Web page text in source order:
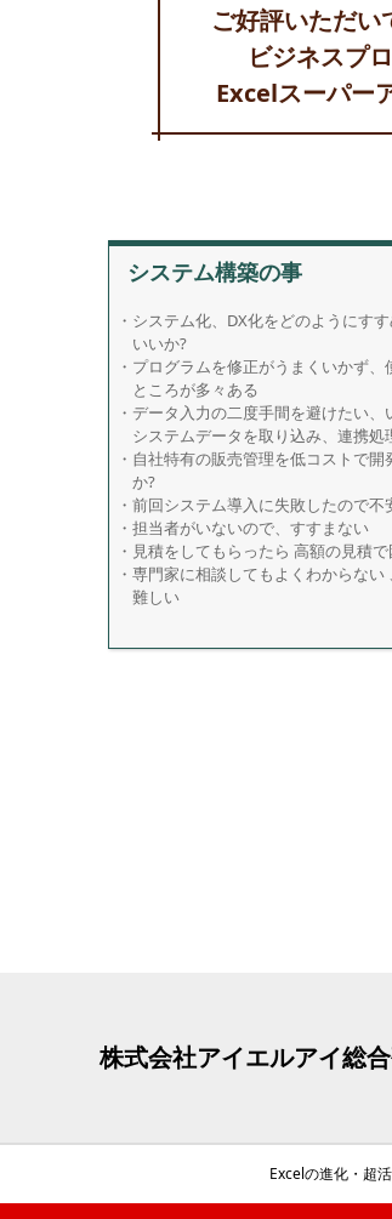
ご好評いただい
ビジネスプ
Excelスーパー
システム構築の事
・システム化、DX化をどのようにす
いいか?
・プログラムを修正がうまくいかず、
ところが多々ある
・データ入力の二度手間を避けたい、
システムデータを取り込み、連携処
・自社特有の販売管理を低コストで開
か?
・前回システム導入に失敗したので不
・担当者がいないので、すすまない
・見積をしてもらったら 高額の見積
・専門家に相談してもよくわからない
難しい
株式会社アイエルアイ総
Excelの進化 ・超